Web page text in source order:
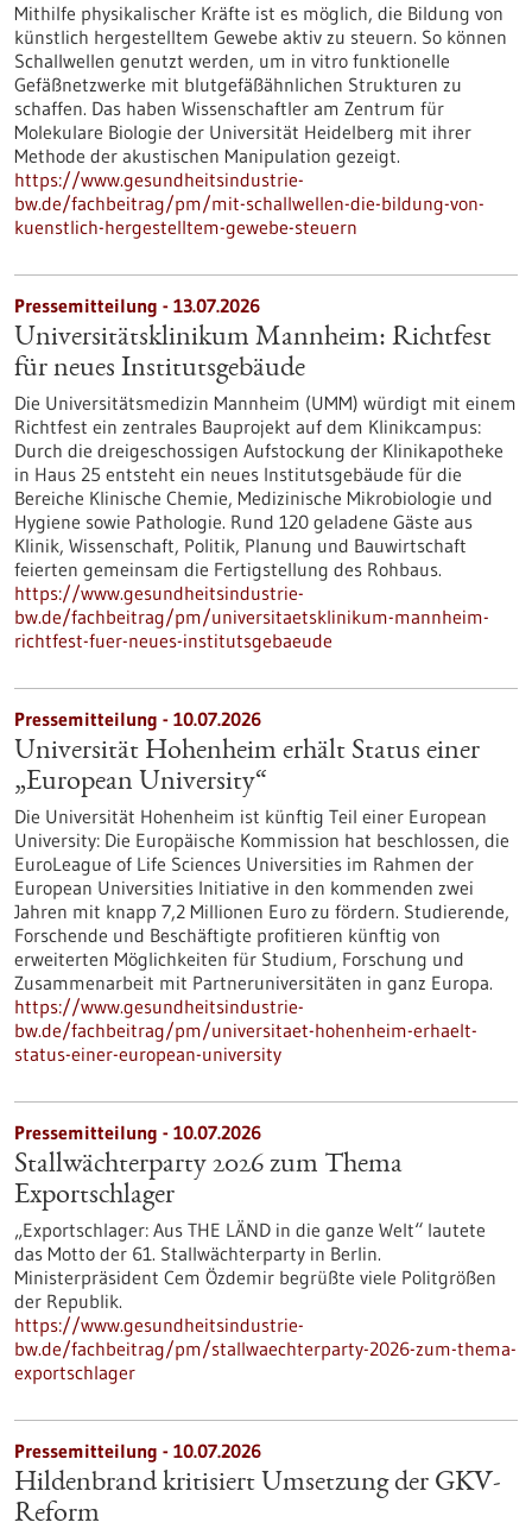
Mithilfe physikalischer Kräfte ist es möglich, die Bildung von
künstlich hergestelltem Gewebe aktiv zu steuern. So können
Schallwellen genutzt werden, um in vitro funktionelle
Gefäßnetzwerke mit blutgefäßähnlichen Strukturen zu
schaffen. Das haben Wissenschaftler am Zentrum für
Molekulare Biologie der Universität Heidelberg mit ihrer
Methode der akustischen Manipulation gezeigt.
https://www.gesundheitsindustrie-
bw.de/fachbeitrag/pm/mit-schallwellen-die-bildung-von-
kuenstlich-hergestelltem-gewebe-steuern
Pressemitteilung - 13.07.2026
Universitätsklinikum Mannheim: Richtfest
für neues Institutsgebäude
Die Universitätsmedizin Mannheim (UMM) würdigt mit einem
Richtfest ein zentrales Bauprojekt auf dem Klinikcampus:
Durch die dreigeschossigen Aufstockung der Klinikapotheke
in Haus 25 entsteht ein neues Institutsgebäude für die
Bereiche Klinische Chemie, Medizinische Mikrobiologie und
Hygiene sowie Pathologie. Rund 120 geladene Gäste aus
Klinik, Wissenschaft, Politik, Planung und Bauwirtschaft
feierten gemeinsam die Fertigstellung des Rohbaus.
https://www.gesundheitsindustrie-
bw.de/fachbeitrag/pm/universitaetsklinikum-mannheim-
richtfest-fuer-neues-institutsgebaeude
Pressemitteilung - 10.07.2026
Universität Hohenheim erhält Status einer
„European University“
Die Universität Hohenheim ist künftig Teil einer European
University: Die Europäische Kommission hat beschlossen, die
EuroLeague of Life Sciences Universities im Rahmen der
European Universities Initiative in den kommenden zwei
Jahren mit knapp 7,2 Millionen Euro zu fördern. Studierende,
Forschende und Beschäftigte profitieren künftig von
erweiterten Möglichkeiten für Studium, Forschung und
Zusammenarbeit mit Partneruniversitäten in ganz Europa.
https://www.gesundheitsindustrie-
bw.de/fachbeitrag/pm/universitaet-hohenheim-erhaelt-
status-einer-european-university
Pressemitteilung - 10.07.2026
Stallwächterparty 2026 zum Thema
Exportschlager
„Exportschlager: Aus THE LÄND in die ganze Welt“ lautete
das Motto der 61. Stallwächterparty in Berlin.
Ministerpräsident Cem Özdemir begrüßte viele Politgrößen
der Republik.
https://www.gesundheitsindustrie-
bw.de/fachbeitrag/pm/stallwaechterparty-2026-zum-thema-
exportschlager
Pressemitteilung - 10.07.2026
Hildenbrand kritisiert Umsetzung der GKV-
Reform